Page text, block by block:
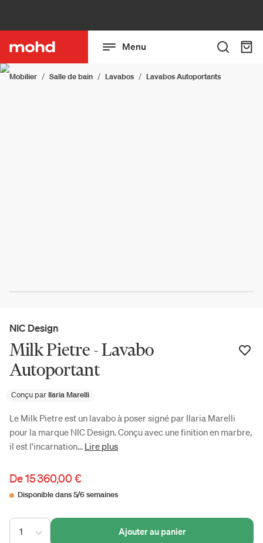
Menu
Mobilier Salle de bain Lavabos Lavabos Autoportants
NIC Design
Milk Pietre - Lavabo
Autoportant
Conçu par Ilaria Marelli
Le Milk Pietre est un lavabo à poser signé par Ilaria Marelli
pour la marque NIC Design. Conçu avec une finition en marbre,
il est l'incarnation... Lire plus
De15 360,00 €
Disponible dans 5/6 semaines
1 Ajouter au panier